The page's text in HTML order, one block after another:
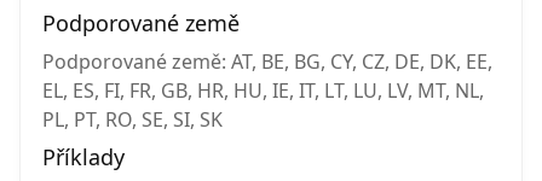
Podporované země
Podporované země: AT, BE, BG, CY, CZ, DE, DK, EE,
EL, ES, FI, FR, GB, HR, HU, IE, IT, LT, LU, LV, MT, NL,
PL, PT, RO, SE, SI, SK
Příklady